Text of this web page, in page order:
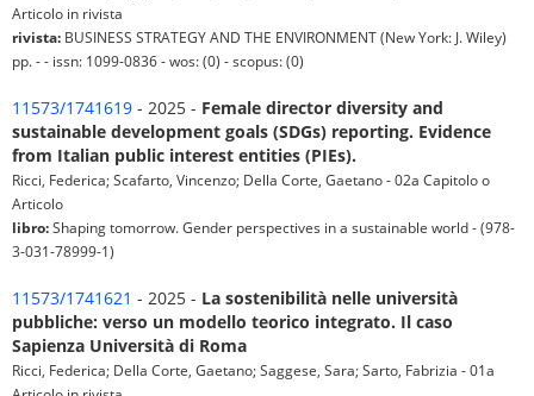
Articolo in rivista
rivista: BUSINESS STRATEGY AND THE ENVIRONMENT (New York: J. Wiley)
pp. - - issn: 1099-0836 - wos: (0) - scopus: (0)
11573/1741619 - 2025 - Female director diversity and
sustainable development goals (SDGs) reporting. Evidence
from Italian public interest entities (PIEs).
Ricci, Federica; Scafarto, Vincenzo; Della Corte, Gaetano - 02a Capitolo o
Articolo
libro:Shaping tomorrow. Gender perspectives in a sustainable world - (978-
3-031-78999-1)
11573/1741621 - 2025 - La sostenibilità nelle università
pubbliche: verso un modello teorico integrato. Il caso
Sapienza Università di Roma
Ricci, Federica; Della Corte, Gaetano; Saggese, Sara; Sarto, Fabrizia - 01a